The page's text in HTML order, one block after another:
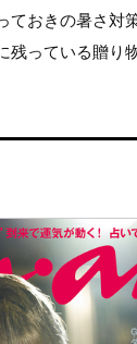
ておきの暑さ対
残っている贈り